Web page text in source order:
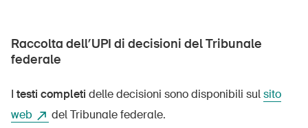
Corsi ed eventi
Prodotti sicuri
Approfondimenti giuridici
Delegate e delegati alla sicurezza e Comuni
Raccolta dell’UPI di decisioni del Tribunale
federale
I testi completi delle decisioni sono disponibili sulsito
web
del Tribunale federale.